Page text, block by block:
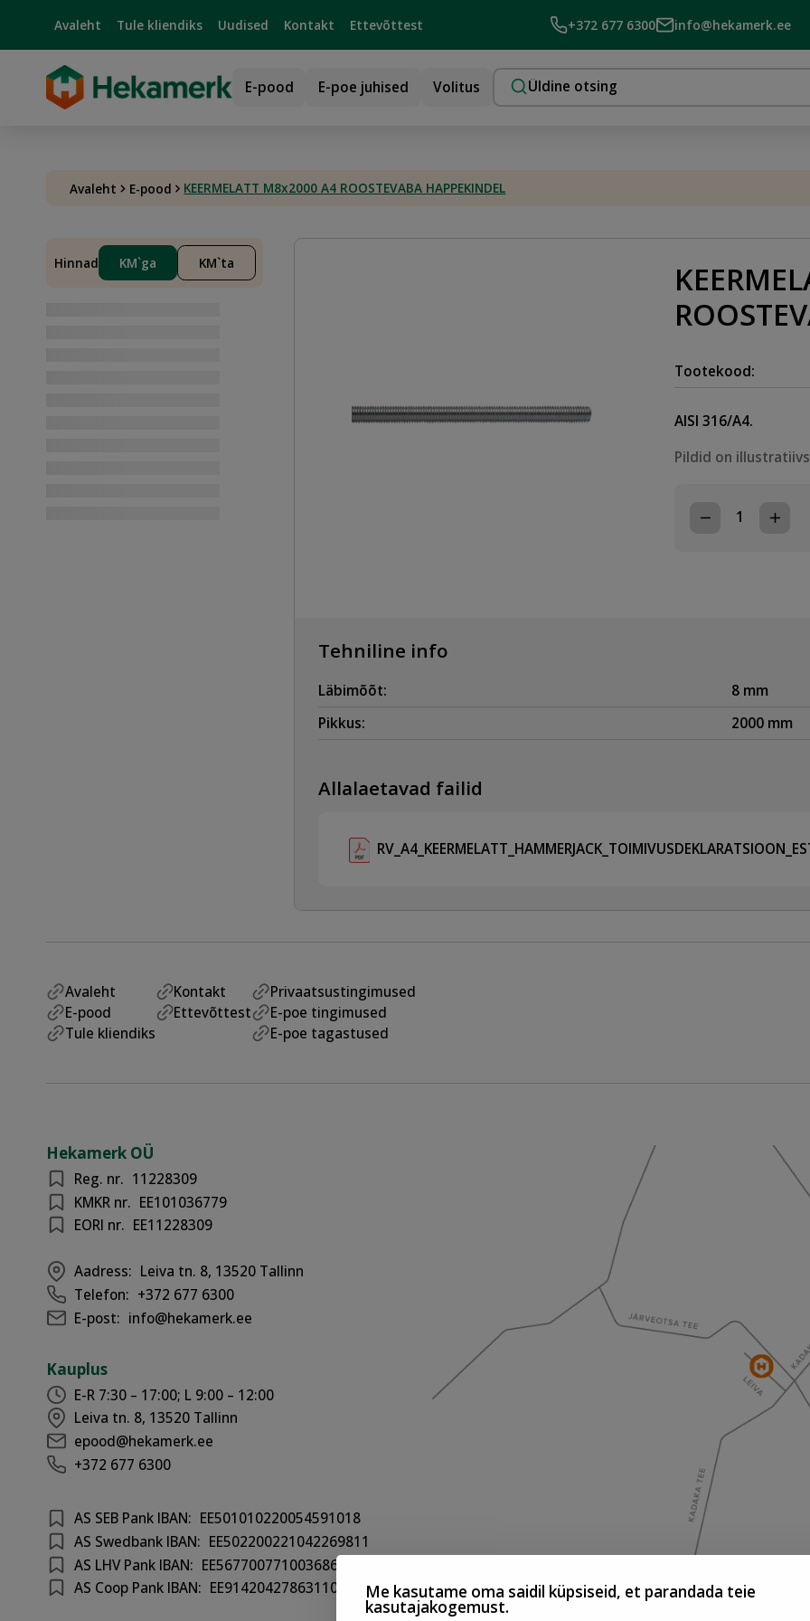
Me kasutame oma saidil küpsiseid, et parandada teie
kasutajakogemust.
Avaleht Tule kliendiks Uudised Kontakt Ettevõttest +372 677 6300 info@hekamerk.ee
E-pood E-poe juhised Volitus
Avaleht E-pood KEERMELATT M8x2000 A4 ROOSTEVABA HAPPEKINDEL
Hinnad KM`ga KM`ta
Tootekood:
AISI 316/A4.
Pildid on
KEERMELATT
Tehniline info
Läbimõõt:
8 mm
Pikkus:
2000 mm
Allalaetavad failid
Avaleht
E-pood
Tule kliendiks
Kontakt
Ettevõttest
Privaatsustingimused
E-poe tingimused
E-poe tagastused
Hekamerk OÜ
Reg. nr. 11228309
KMKR nr. EE101036779
EORI nr. EE11228309
Aadress: Leiva tn. 8, 13520 Tallinn
Telefon: +372 677 6300
E-post: info@hekamerk.ee
Kauplus
E-R 7:30 – 17:00; L 9:00 – 12:00
Leiva tn. 8, 13520 Tallinn
epood@hekamerk.ee
+372 677 6300
AS SEB Pank IBAN: EE501010220054591018
AS Swedbank IBAN: EE502200221042269811
AS LHV Pank IBAN: EE567700771003686417
AS Coop Pank IBAN: EE914204278631100301